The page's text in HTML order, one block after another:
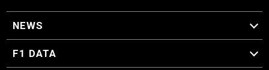
NEWS
F1 ニュース
F1 DATA